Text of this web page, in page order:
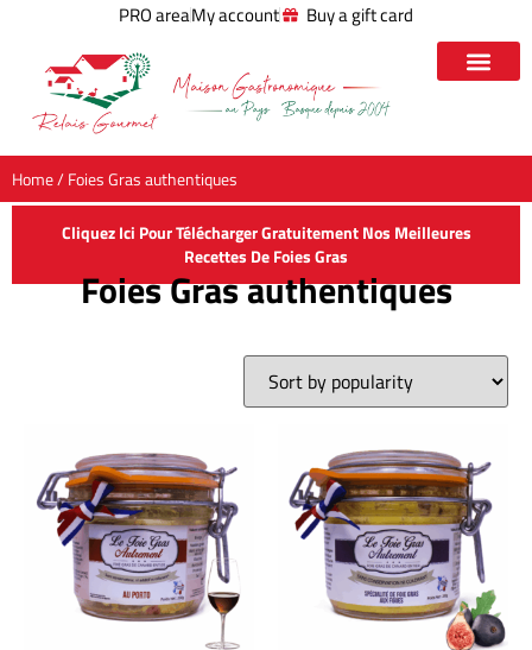
PRO areaMy account Buy a gift card
Home/ Foies Gras authentiques
Cliquez Ici Pour Télécharger Gratuitement Nos Meilleures
Recettes De Foies Gras
Foies Gras authentiques